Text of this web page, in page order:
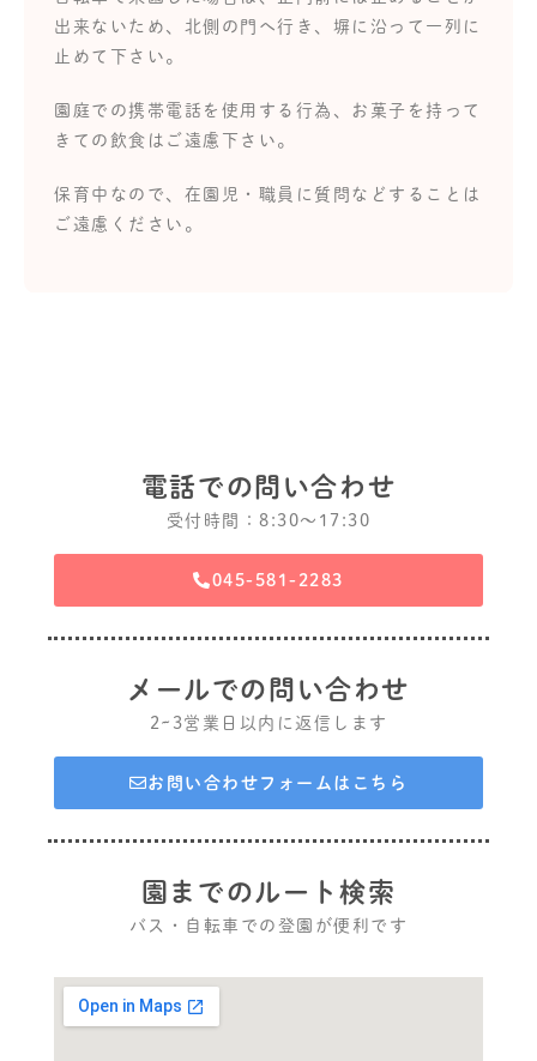
出来ないため、北側の門へ行き、塀に沿って一列に
止めて下さい。
園庭での携帯電話を使用する行為、お菓子を持って
きての飲食はご遠慮下さい。
保育中なので、在園児・職員に質問などすることは
ご遠慮ください。
電話での問い合わせ
受付時間：8:30〜17:30
045-581-2283
メールでの問い合わせ
2~3営業日以内に返信します
お問い合わせフォームはこちら
園までのルート検索
バス・自転車での登園が便利です